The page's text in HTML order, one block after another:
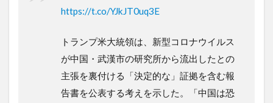
https://t.co/YJkJT0uq3E
トランプ米大統領は、新型コロナウイルス
が中国・武漢市の研究所から流出したとの
主張を裏付ける「決定的な」証拠を含む報
告書を公表する考えを示した。「中国は恐